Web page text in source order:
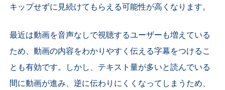
キップせずに見続けてもらえる可能性が高くなります。
最近は動画を音声なしで視聴するユーザーも増えている
ため、動画の内容をわかりやすく伝える字幕をつけるこ
とも有効です。しかし、テキスト量が多いと読んでいる
間に動画が進み、逆に伝わりにくくなってしまうため、